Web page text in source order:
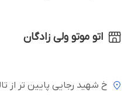
اتو موتو ولی زادگان
خ شهید رجایی پایین تر از